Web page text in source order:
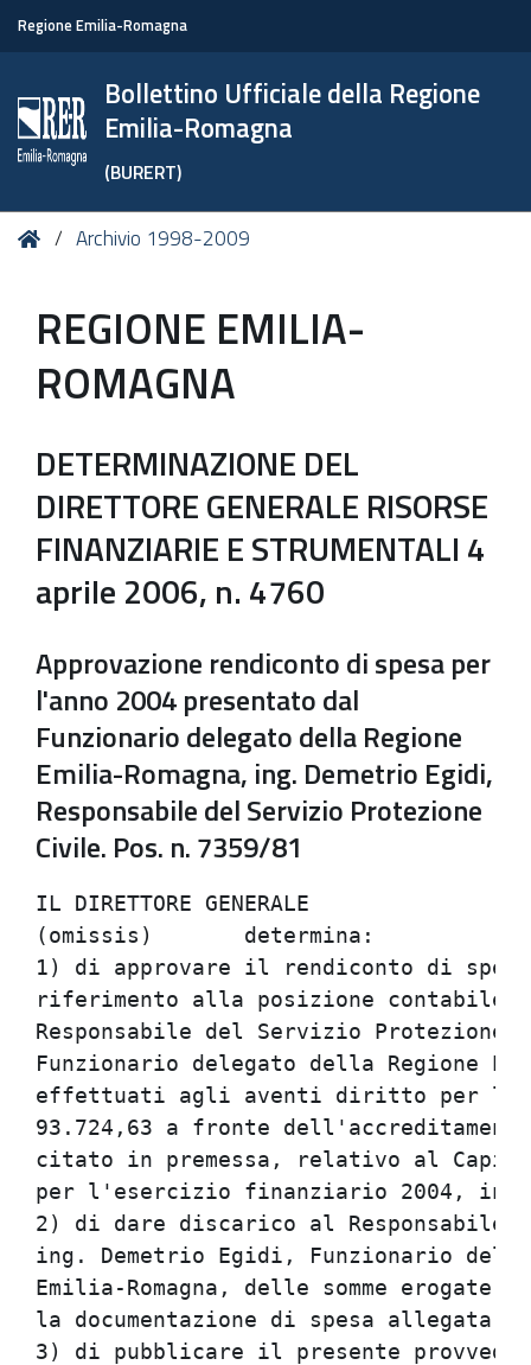
Regione Emilia-Romagna
Bollettino Ufficiale della Regione
Emilia-Romagna
(BURERT)
Tu HomeArchivio 1998-2009
REGIONE EMILIA-
ROMAGNA
DETERMINAZIONE DEL
DIRETTORE GENERALE RISORSE
FINANZIARIE E STRUMENTALI 4
aprile 2006, n. 4760
Approvazione rendiconto di spesa per
l'anno 2004 presentato dal
Funzionario delegato della Regione
Emilia-Romagna, ing. Demetrio Egidi,
Responsabile del Servizio Protezione
Civile. Pos. n. 7359/81
IL DIRETTORE GENERALE
(omissis)	determina:
1) di approvare il rendiconto di
riferimento alla posizione contabile
Responsabile del Servizio
Funzionario delegato della Regione
effettuati agli aventi diritto per
93.724,63 a fronte
citato in premessa, relativo al
per l'esercizio finanziario 2004, in
2) di dare discarico al Responsabile
ing. Demetrio Egidi, Funzionario
Emilia-Romagna, delle somme
la documentazione di spesa allegata
3) di pubblicare il presente